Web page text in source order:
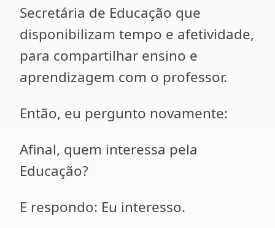
Secretária de Educação que
disponibilizam tempo e afetividade,
para compartilhar ensino e
aprendizagem com o professor.
Então, eu pergunto novamente:
Afinal, quem interessa pela
Educação?
E respondo: Eu interesso.